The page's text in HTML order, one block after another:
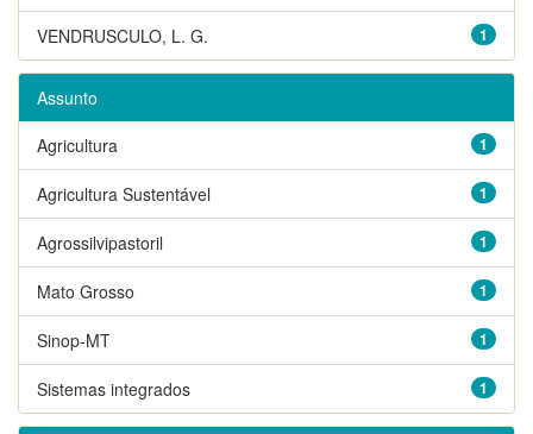
1
VENDRUSCULO, L. G.
Assunto
1
Agricultura
1
Agricultura Sustentável
1
Agrossilvipastoril
1
Mato Grosso
1
Sinop-MT
1
Sistemas integrados